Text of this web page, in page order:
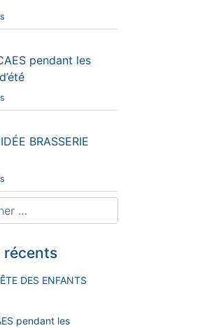
pendant les
BRASSERIE
récents
DES ENFANTS
pendant les